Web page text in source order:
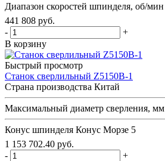
Диапазон скоростей шпинделя, об/мин
441 808 руб.
-
+
В корзину
Быстрый просмотр
Станок сверлильный Z5150B-1
Страна производства Китай
Максимальный диаметр сверления, мм
Конус шпинделя Конус Морзе 5
1 153 702.40 руб.
-
+